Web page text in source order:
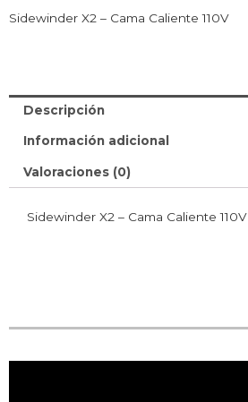
Sidewinder X2 – Cama Caliente 110V
Descripción
Información adicional
Valoraciones (0)
Sidewinder X2 – Cama Caliente 110V